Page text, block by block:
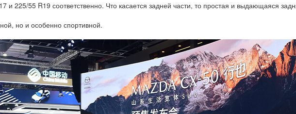
225/55 R19 соответственно. Что касается задней части, то простая и выдающаяся
но и особенно спортивной.